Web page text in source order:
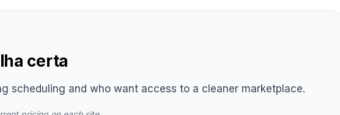
certa
scheduling and who want access to a cleaner marketplace.